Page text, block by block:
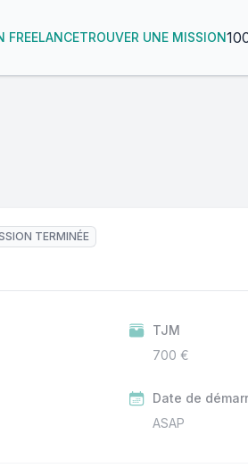
FREELANCETROUVER UNE MISSION
TERMINÉE
TJM
700 €
Date de
ASAP